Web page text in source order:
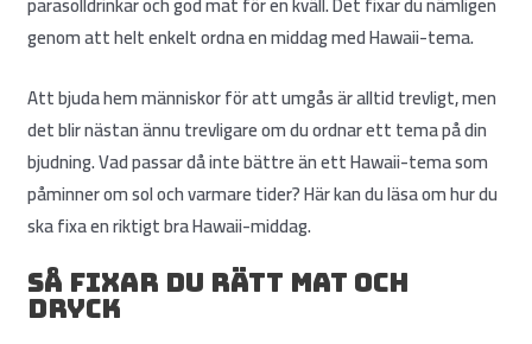
genom att helt enkelt ordna en middag med Hawaii-tema.
Att bjuda hem människor för att umgås är alltid trevligt, men
det blir nästan ännu trevligare om du ordnar ett tema på din
bjudning. Vad passar då inte bättre än ett Hawaii-tema som
påminner om sol och varmare tider? Här kan du läsa om hur du
ska fixa en riktigt bra Hawaii-middag.
Så fixar du rätt mat och
dryck